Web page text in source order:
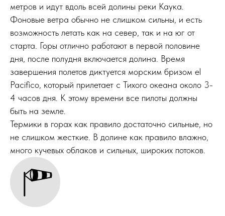
метров и идут вдоль всей долины реки Каука.
Фоновые ветра обычно не слишком сильны, и есть
возможность летать как на север, так и на юг от
старта. Горы отлично работают в первой половине
дня, после полудня включается долина. Время
завершения полетов диктуется морским бризом el
Pacifico, который прилетает с Тихого океана около 3-
4 часов дня. К этому времени все пилоты должны
быть на земле.
Термики в горах как правило достаточно сильные, но
не слишком жесткие. В долине как правило влажно,
много кучевых облаков и сильных, широких потоков.